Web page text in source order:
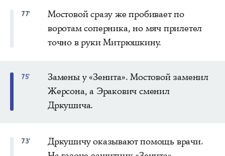
77'
Мостовой сразу же пробивает по
воротам соперника, но мяч прилетел
точно в руки Митрюшкину.
75'
Замены у «Зенита». Мостовой заменил
Жерсона, а Эракович сменил
Дркушича.
73'
Дркушичу оказывают помощь врачи.